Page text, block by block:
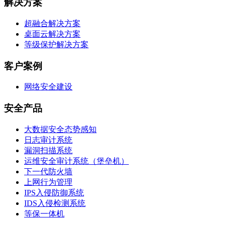
解决方案
超融合解决方案
桌面云解决方案
等级保护解决方案
客户案例
网络安全建设
安全产品
大数据安全态势感知
日志审计系统
漏洞扫描系统
运维安全审计系统（堡垒机）
下一代防火墙
上网行为管理
IPS入侵防御系统
IDS入侵检测系统
等保一体机